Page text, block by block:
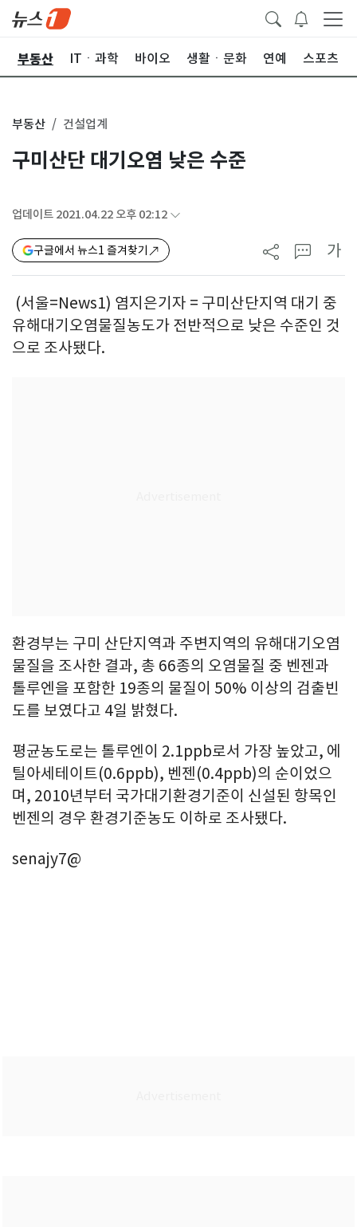
부동산 ITㆍ과학 바이오 생활ㆍ문화 연예 스포츠
부동산 건설업계
구미산단 대기오염 낮은 수준
업데이트 2021.04.22 오후 02:12
구글에서 뉴스1 즐겨찾기 가
(서울=News1) 염지은기자 = 구미산단지역 대기 중
유해대기오염물질농도가 전반적으로 낮은 수준인 것
으로 조사됐다.
환경부는 구미 산단지역과 주변지역의 유해대기오염
물질을 조사한 결과, 총 66종의 오염물질 중 벤젠과
톨루엔을 포함한 19종의 물질이 50% 이상의 검출빈
도를 보였다고 4일 밝혔다.
평균농도로는 톨루엔이 2.1ppb로서 가장 높았고, 에
틸아세테이트(0.6ppb), 벤젠(0.4ppb)의 순이었으
며, 2010년부터 국가대기환경기준이 신설된 항목인
벤젠의 경우 환경기준농도 이하로 조사됐다.
senajy7@